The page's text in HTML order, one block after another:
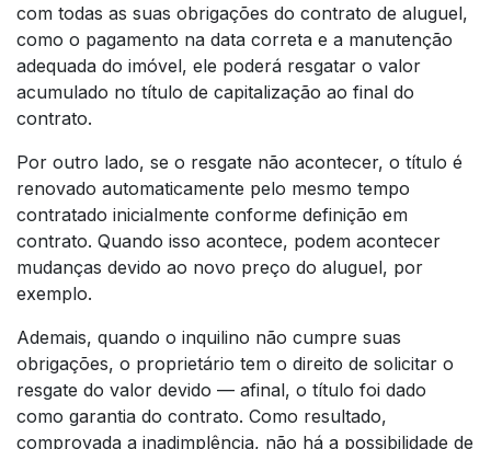
com todas as suas obrigações do contrato de aluguel,
como o pagamento na data correta e a manutenção
adequada do imóvel, ele poderá resgatar o valor
acumulado no título de capitalização ao final do
contrato.
Por outro lado, se o resgate não acontecer, o título é
renovado automaticamente pelo mesmo tempo
contratado inicialmente conforme definição em
contrato. Quando isso acontece, podem acontecer
mudanças devido ao novo preço do aluguel, por
exemplo.
Ademais, quando o inquilino não cumpre suas
obrigações, o proprietário tem o direito de solicitar o
resgate do valor devido — afinal, o título foi dado
como garantia do contrato. Como resultado,
comprovada a inadimplência, não há a possibilidade de